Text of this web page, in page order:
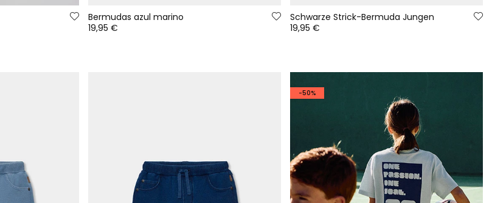
Bermudas azul marino
19,95 €
Schwarze Strick-Bermuda Jungen
19,95 €
-50%